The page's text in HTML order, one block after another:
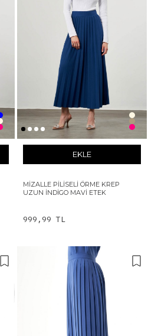
EKLE
MIZALLE PILISELI ÖRME KREP
UZUN İNDIGO MAVI ETEK
999,99 TL